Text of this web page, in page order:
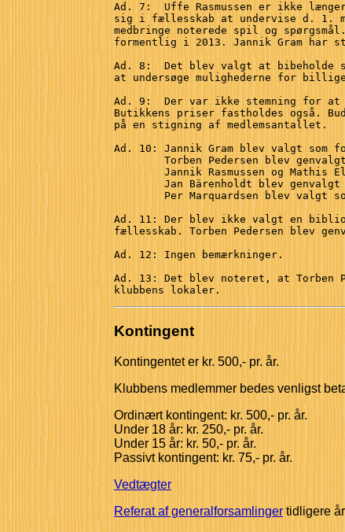
Ad. 7:  Uffe Rasmussen er ikke
sig i fællesskab at undervise d. 1.
medbringe noterede spil og
formentlig i 2013. Jannik Gram har
Ad. 8:  Det blev valgt at bibeholde
at undersøge mulighederne for
Ad. 9:  Der var ikke stemning for
Butikkens priser fastholdes også.
på en stigning af medlemsantallet.
Ad. 10: Jannik Gram blev valgt som
Torben Pedersen blev
Jannik Rasmussen og Mathis
Jan Bärenholdt blev genvalgt
Per Marquardsen blev valgt
Ad. 11: Der blev ikke valgt en
fællesskab. Torben Pedersen blev
Ad. 12: Ingen bemærkninger.
Ad. 13: Det blev noteret, at Torben
Kontingent
Kontingentet er kr. 500,- pr. år.
Klubbens medlemmer bedes venligst
Ordinært kontingent: kr. 500,- pr. år.
Under 18 år: kr. 250,- pr. år.
Under 15 år: kr. 50,- pr. år.
Passivt kontingent: kr. 75,- pr. år.
Vedtægter
Referat af generalforsamlinger tidligere